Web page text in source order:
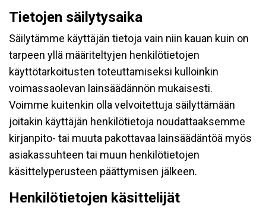
Tietojen säilytysaika
Säilytämme käyttäjän tietoja vain niin kauan kuin on
tarpeen yllä määriteltyjen henkilötietojen
käyttötarkoitusten toteuttamiseksi kulloinkin
voimassaolevan lainsäädännön mukaisesti.
Voimme kuitenkin olla velvoitettuja säilyttämään
joitakin käyttäjän henkilötietoja noudattaaksemme
kirjanpito- tai muuta pakottavaa lainsäädäntöä myös
asiakassuhteen tai muun henkilötietojen
käsittelyperusteen päättymisen jälkeen.
Henkilötietojen käsittelijät